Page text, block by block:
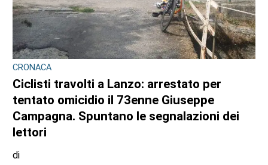
CRONACA
Ciclisti travolti a Lanzo: arrestato per
tentato omicidio il 73enne Giuseppe
Campagna. Spuntano le segnalazioni dei
lettori
di